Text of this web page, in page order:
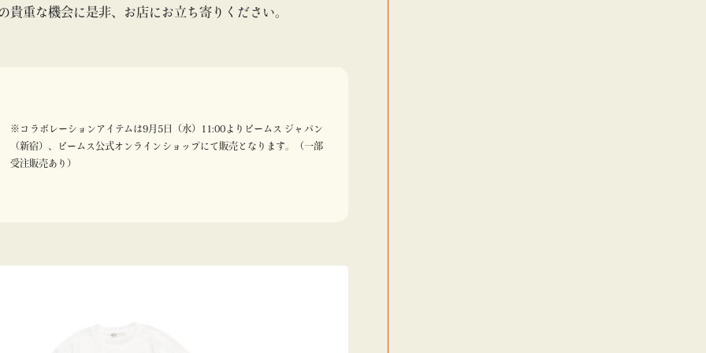
貴重な機会に是非、お店にお立ち寄りください。
※コラボレーションアイテムは9月5日（水）11:00よりビームス ジャパン
（新宿）、ビームス公式オンラインショップにて販売となります。（一部
受注販売あり）